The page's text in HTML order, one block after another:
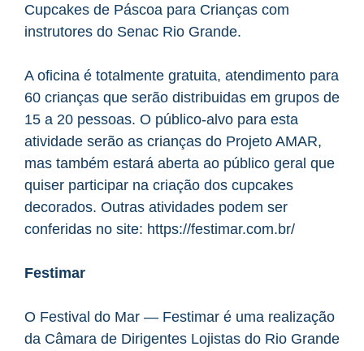
Cupcakes de Páscoa para Crianças com
instrutores do Senac Rio Grande.
A oficina é totalmente gratuita, atendimento para
60 crianças que serão distribuidas em grupos de
15 a 20 pessoas. O público-alvo para esta
atividade serão as crianças do Projeto AMAR,
mas também estará aberta ao público geral que
quiser participar na criação dos cupcakes
decorados. Outras atividades podem ser
conferidas no site: https://festimar.com.br/
Festimar
O Festival do Mar — Festimar é uma realização
da Câmara de Dirigentes Lojistas do Rio Grande